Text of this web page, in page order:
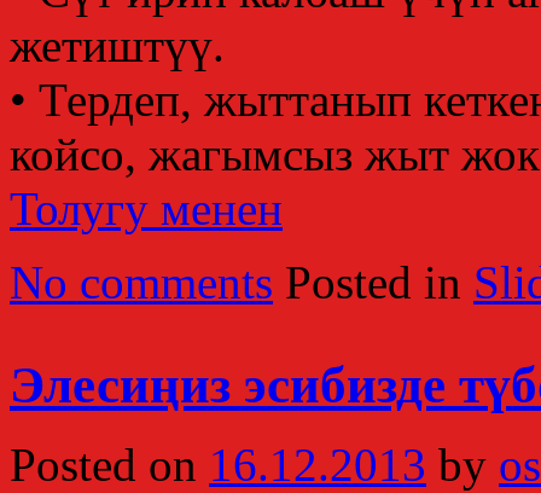
жетиштүү.
• Тердеп, жыттанып
койсо, жагымсыз жыт жок
Толугу менен
No comments Posted in
Элесиңиз эсибизде
Posted on 16.12.2013 by